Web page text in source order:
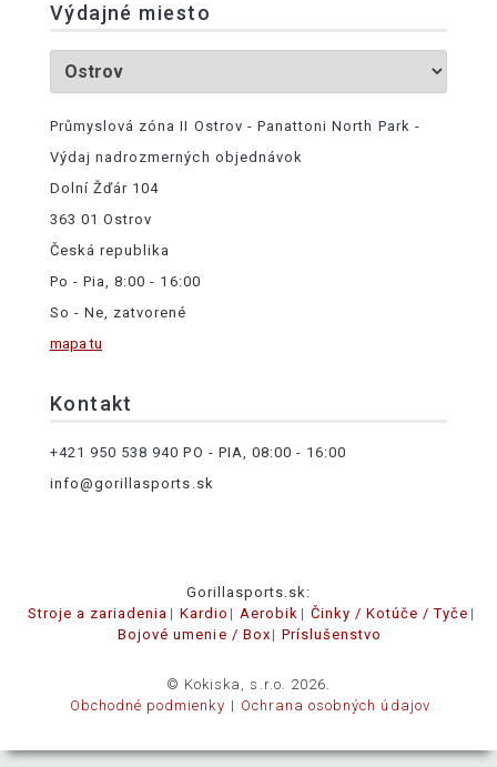
Výdajné miesto
Průmyslová zóna II Ostrov - Panattoni North Park -
Výdaj nadrozmerných objednávok
Dolní Žďár 104
363 01 Ostrov
Česká republika
Po - Pia, 8:00 - 16:00
So - Ne, zatvorené
mapa tu
Kontakt
+421 950 538 940 PO - PIA, 08:00 - 16:00
info@gorillasports.sk
Gorillasports.sk:
Stroje a zariadenia
Kardio Aerobik
Činky / Kotúče / Tyče
Bojové umenie / Box
Príslušenstvo
© Kokiska, s.r.o. 2026.
Obchodné podmienky
Ochrana osobných údajov